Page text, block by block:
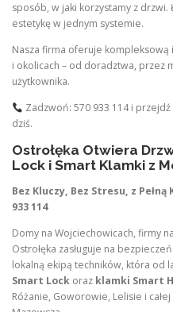
sposób, w jaki korzystamy z
estetykę w jednym systemie.
Nasza firma oferuje kompleksową
i okolicach – od doradztwa, przez
użytkownika.
Zadzwoń: 570 933 114 i
dziś.
Ostrołęka Otwiera
Lock i Smart Klamki z
Bez Kluczy, Bez Stresu, z
933 114
Domy na Wojciechowicach, firmy
Ostrołęka zasługuje na
lokalną ekipą techników, która od
Smart Lock oraz klamki Smart
Różanie, Goworowie, Lelisie i